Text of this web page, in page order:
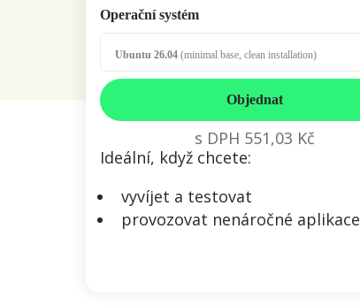
Operační systém
Ubuntu 26.04(minimal base, clean installation)
Objednat
s DPH 551,03 Kč
Ideální, když chcete:
vyvíjet a testovat
provozovat nenáročné aplikace